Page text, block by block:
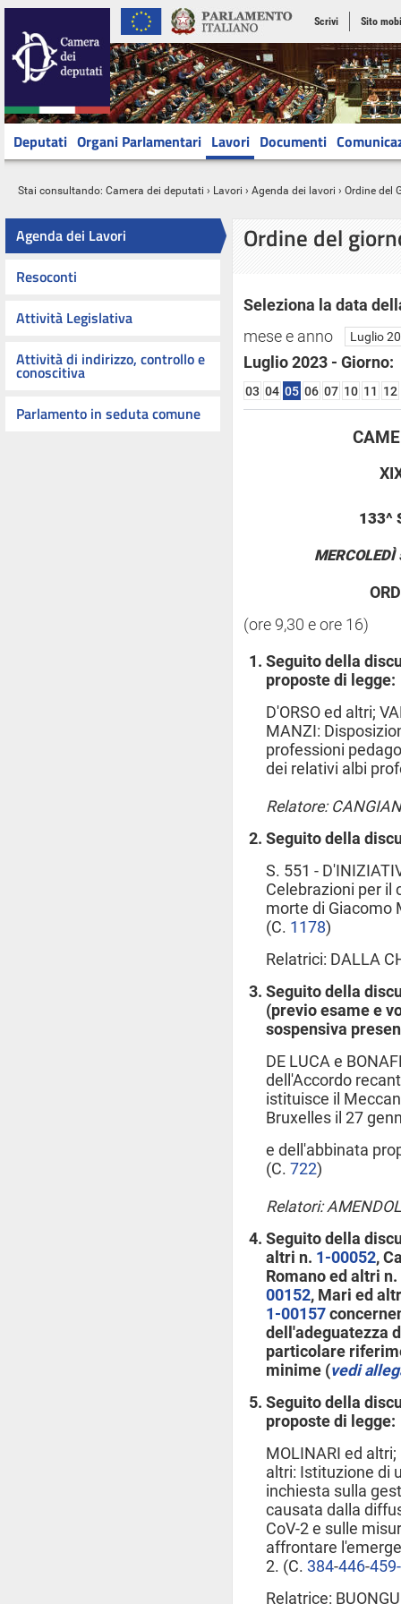
Scrivi Sito
Deputati Organi Parlamentari Lavori Documenti
Stai consultando: Camera dei deputati › Lavori › Agenda dei lavori › Ordine del
Agenda dei Lavori
Resoconti
Attività Legislativa
Attività di indirizzo, controllo e
conoscitiva
Parlamento in seduta comune
Ordine del
Seleziona la data
mese e anno
Luglio 2023 - Giorno:
03 04 05 06 07 10 11 12
133^
(ore 9,30 e ore 16)
Seguito della
proposte di legge:
D'ORSO ed altri;
MANZI:
professioni
dei relativi albi
Relatore:
Seguito della
S. 551 -
Celebrazioni per il
morte di Giacomo
(C. 1178​)
Relatrici: DALLA
Seguito della
(previo esame e
sospensiva
DE LUCA e
dell'Accordo
istituisce il
Bruxelles il 27
e dell'abbinata
(C. 722​)
Relatori:
Seguito della
altri n. 1-00052,
Romano ed altri n.
00152, Mari ed
1-00157
dell'adeguatezza
particolare
minime (vedi
Seguito della
proposte di legge:
MOLINARI ed
altri: Istituzione di
inchiesta sulla
causata dalla
CoV-2 e sulle
affrontare
2. (C. 384​-446​-
Relatrice: